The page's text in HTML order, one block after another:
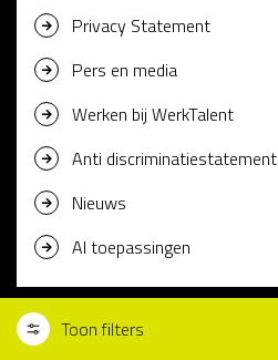
Toon filters
Privacy Statement
Pers en media
Werken bij WerkTalent
Anti discriminatiestatement
Nieuws
AI toepassingen